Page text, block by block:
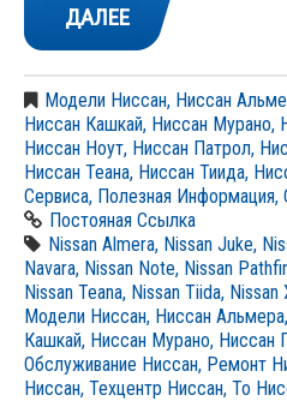
ДАЛЕЕ
Модели Ниссан, Ниссан
Ниссан Кашкай, Ниссан Мурано,
Ниссан Ноут, Ниссан Патрол,
Ниссан Теана, Ниссан Тиида,
Сервиса, Полезная Информация,
Постояная Ссылка
Nissan Almera, Nissan Juke,
Navara, Nissan Note, Nissan
Nissan Teana, Nissan Tiida, Nissan
Модели Ниссан, Ниссан Альмера,
Кашкай, Ниссан Мурано, Ниссан
Обслуживание Ниссан, Ремонт
Ниссан, Техцентр Ниссан, То